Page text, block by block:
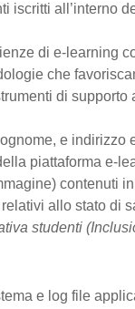
iscritti all’interno
di e-learning
che
di
e
piattaforma e-
contenuti
allo stato di
studenti
e log file